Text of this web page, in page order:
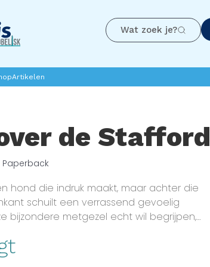
Wat zoek je?
Artikelen
de Stafford
Paperback
hond die indruk maakt, maar achter die
schuilt een verrassend gevoelig
bijzondere metgezel echt wil begrijpen,
je alles over het unieke karakter van
onvoorwaardelijke loyaliteit tot zijn